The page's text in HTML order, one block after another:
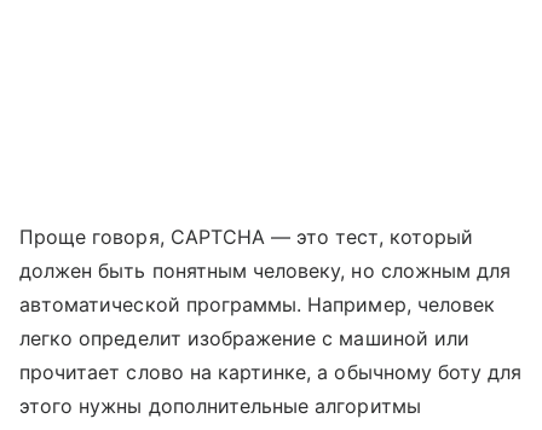
Проще говоря, CAPTCHA — это тест, который
должен быть понятным человеку, но сложным для
автоматической программы. Например, человек
легко определит изображение с машиной или
прочитает слово на картинке, а обычному боту для
этого нужны дополнительные алгоритмы